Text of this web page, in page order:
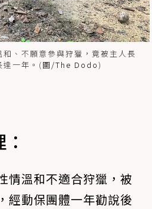
、不願意參與狩獵，竟被主人長
達一年。(圖/The Dodo)
情溫和不適合狩獵，被
經動保團體一年勸說後